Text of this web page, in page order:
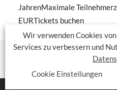
JahrenMaximale
EURTickets buchen
Wir verwenden Cookies
Services zu verbessern und
Cookie Einstellungen